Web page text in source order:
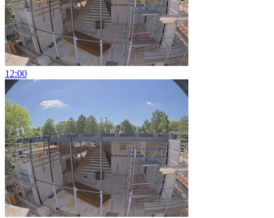
12:00